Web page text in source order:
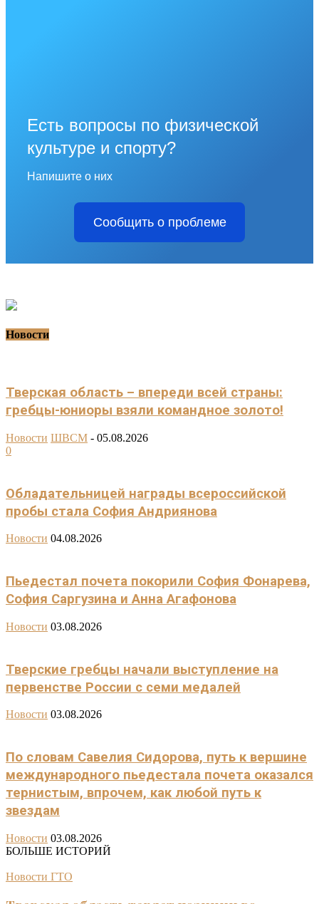
Есть вопросы по физической
культуре и спорту?
Напишите о них
Сообщить о проблеме
Новости
Тверская область – впереди всей страны:
гребцы-юниоры взяли командное золото!
Новости ШВСМ - 05.08.2026
0
Обладательницей награды всероссийской
пробы стала София Андриянова
Новости 04.08.2026
Пьедестал почета покорили София Фонарева,
София Саргузина и Анна Агафонова
Новости 03.08.2026
Тверские гребцы начали выступление на
первенстве России с семи медалей
Новости 03.08.2026
По словам Савелия Сидорова, путь к вершине
международного пьедестала почета оказался
тернистым, впрочем, как любой путь к
звездам
Новости 03.08.2026
БОЛЬШЕ ИСТОРИЙ
Новости ГТО